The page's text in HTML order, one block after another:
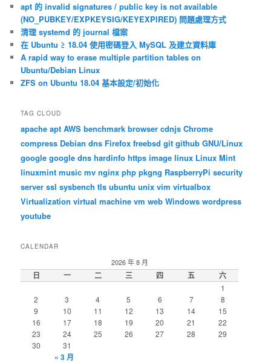
apt 的 invalid signatures / public key is not available
(NO_PUBKEY/EXPKEYSIG/KEYEXPIRED) 問題處理方式
清理 systemd 的 journal 檔案
在 Ubuntu ≥ 18.04 使用密碼登入 MySQL 及建立資料庫
A rapid way to erase multiple partition tables on
Ubuntu/Debian Linux
ZFS on Ubuntu 18.04 基本設定/初始化
TAG CLOUD
apache apt AWS benchmark browser cdnjs Chrome
compress Debian dns Firefox freebsd git github GNU/Linux
google google dns hardinfo https image linux Linux Mint
linuxmint music mv nginx php pkgng RaspberryPi security
server ssl sysbench tls ubuntu unix vim virtualbox
Virtualization virtual machine vm web Windows wordpress
youtube
CALENDAR
2026 年 8 月
日 一 二 三 四 五 六
1
2
3 4 5 6 7
8
9
10 11 12 13 14
15
16
17 18 19 20 21
22
23
24 25 26 27 28
29
30
31
« 3 月